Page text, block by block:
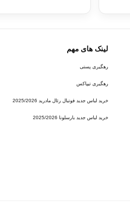
لینک های مهم
رهگیری پستی
رهگیری تیپاکس
خرید لباس جدید فوتبال رئال مادرید 2025/2026
خرید لباس جدید بارسلونا 2025/2026